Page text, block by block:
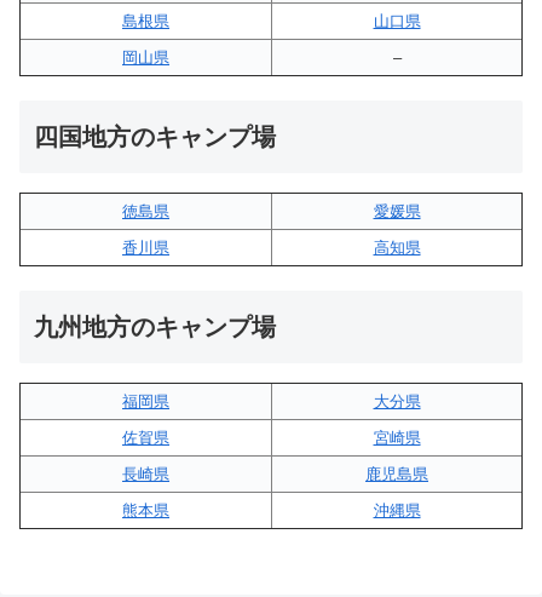
島根県
山口県
岡山県
–
四国地方のキャンプ場
徳島県
愛媛県
香川県
高知県
九州地方のキャンプ場
福岡県
大分県
佐賀県
宮崎県
長崎県
鹿児島県
熊本県
沖縄県